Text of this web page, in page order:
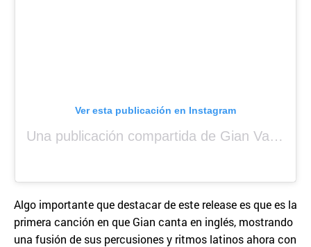
Ver esta publicación en Instagram
Una publicación compartida de Gian Varela (@gianvarela)
Algo importante que destacar de este release es que es la
primera canción en que Gian canta en inglés, mostrando
una fusión de sus percusiones y ritmos latinos ahora con